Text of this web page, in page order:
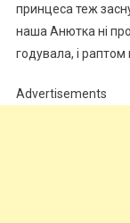
принцеса теж
наша Анютка ні
годувала, і раптом
Advertisements